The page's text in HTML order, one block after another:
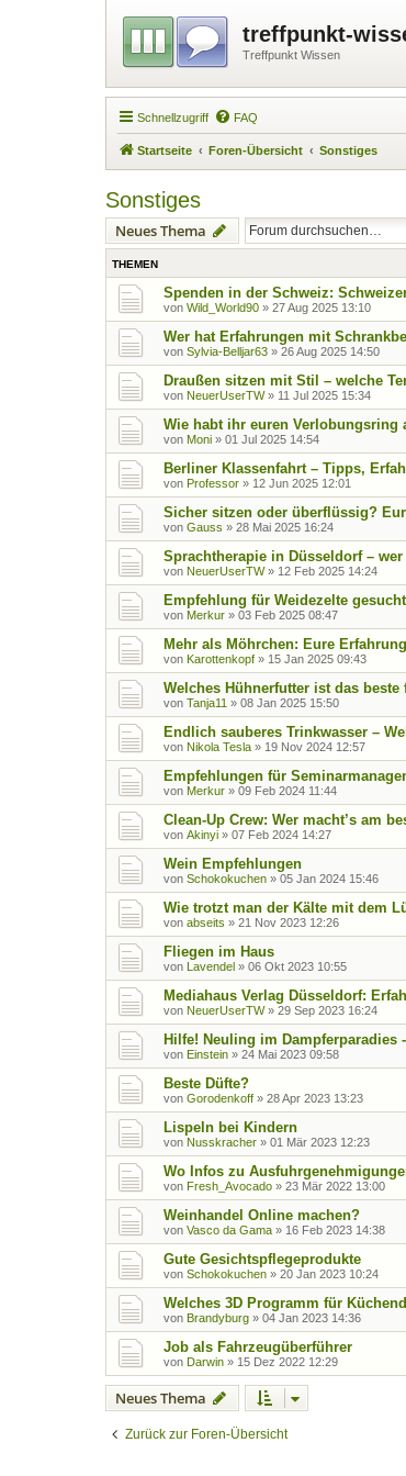
treffpunkt-
Treffpunkt Wissen
Schnellzugriff FAQ
Startseite Foren-Übersicht Sonstiges
Sonstiges
Neues Thema
THEMEN
Spenden in der Schweiz:
von Wild_World90 » 27 Aug 2025 13:10
Wer hat Erfahrungen mit
von Sylvia-Belljar63 » 26 Aug 2025 14:50
Draußen sitzen mit Stil – welche
von NeuerUserTW» 11 Jul 2025 15:34
Wie habt ihr euren Verlobungsring
von Moni » 01 Jul 2025 14:54
Berliner Klassenfahrt – Tipps,
von Professor » 12 Jun 2025 12:01
Sicher sitzen oder überflüssig?
von Gauss » 28 Mai 2025 16:24
Sprachtherapie in Düsseldorf –
von NeuerUserTW» 12 Feb 2025 14:24
Empfehlung für Weidezelte gesucht
von Merkur » 03 Feb 2025 08:47
Mehr als Möhrchen: Eure
von Karottenkopf » 15 Jan 2025 09:43
Welches Hühnerfutter ist das beste
von Tanja11 » 08 Jan 2025 15:50
Endlich sauberes Trinkwasser –
von Nikola Tesla » 19 Nov 2024 12:57
Empfehlungen für
von Merkur » 09 Feb 2024 11:44
Clean-Up Crew: Wer macht’s am
von Akinyi » 07 Feb 2024 14:27
Wein Empfehlungen
von Schokokuchen » 05 Jan 2024 15:46
Wie trotzt man der Kälte mit dem
von abseits » 21 Nov 2023 12:26
Fliegen im Haus
von Lavendel » 06 Okt 2023 10:55
Mediahaus Verlag Düsseldorf:
von NeuerUserTW» 29 Sep 2023 16:24
Hilfe! Neuling im
von Einstein » 24 Mai 2023 09:58
Beste Düfte?
von Gorodenkoff » 28 Apr 2023 13:23
Lispeln bei Kindern
von Nusskracher » 01 Mär 2023 12:23
Wo Infos zu
von Fresh_Avocado » 23 Mär 2022 13:00
Weinhandel Online machen?
von Vasco da Gama » 16 Feb 2023 14:38
Gute Gesichtspflegeprodukte
von Schokokuchen » 20 Jan 2023 10:24
Welches 3D Programm für
von Brandyburg » 04 Jan 2023 14:36
Job als Fahrzeugüberführer
von Darwin » 15 Dez 2022 12:29
Neues Thema
Zurück zur Foren-Übersicht